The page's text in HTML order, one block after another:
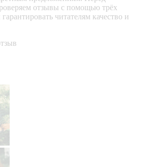
отзывы с помощью трёх
читателям качество и